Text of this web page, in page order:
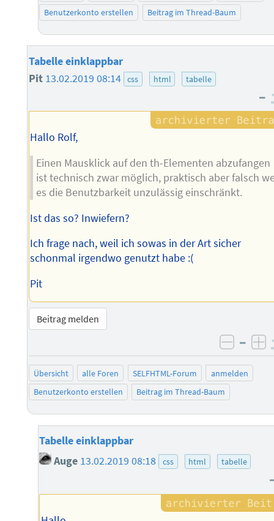
Benutzerkonto erstellen
Beitrag im Thread-Baum
Tabelle einklappbar
Pit 13.02.2019 08:14 css html tabelle
–
Hallo Rolf,
Einen Mausklick auf den th-Elementen abzufangen
ist technisch zwar möglich, praktisch aber falsch
es die Benutzbarkeit unzulässig einschränkt.
Ist das so? Inwiefern?
Ich frage nach, weil ich sowas in der Art sicher
schonmal irgendwo genutzt habe :(
Pit
Beitrag melden
–
Übersicht alle Foren SELFHTML-Forum
anmelden
Benutzerkonto erstellen
Beitrag im Thread-Baum
Tabelle einklappbar
Auge 13.02.2019 08:18 css html tabelle